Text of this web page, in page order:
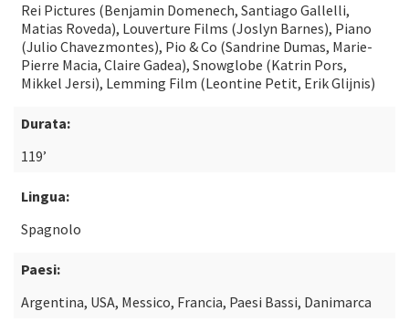
Rei Pictures (Benjamin Domenech, Santiago Gallelli,
Matias Roveda), Louverture Films (Joslyn Barnes), Piano
(Julio Chavezmontes), Pio & Co (Sandrine Dumas, Marie-
Pierre Macia, Claire Gadea), Snowglobe (Katrin Pors,
Mikkel Jersi), Lemming Film (Leontine Petit, Erik Glijnis)
Durata:
119’
Lingua:
Spagnolo
Paesi:
Argentina, USA, Messico, Francia, Paesi Bassi, Danimarca